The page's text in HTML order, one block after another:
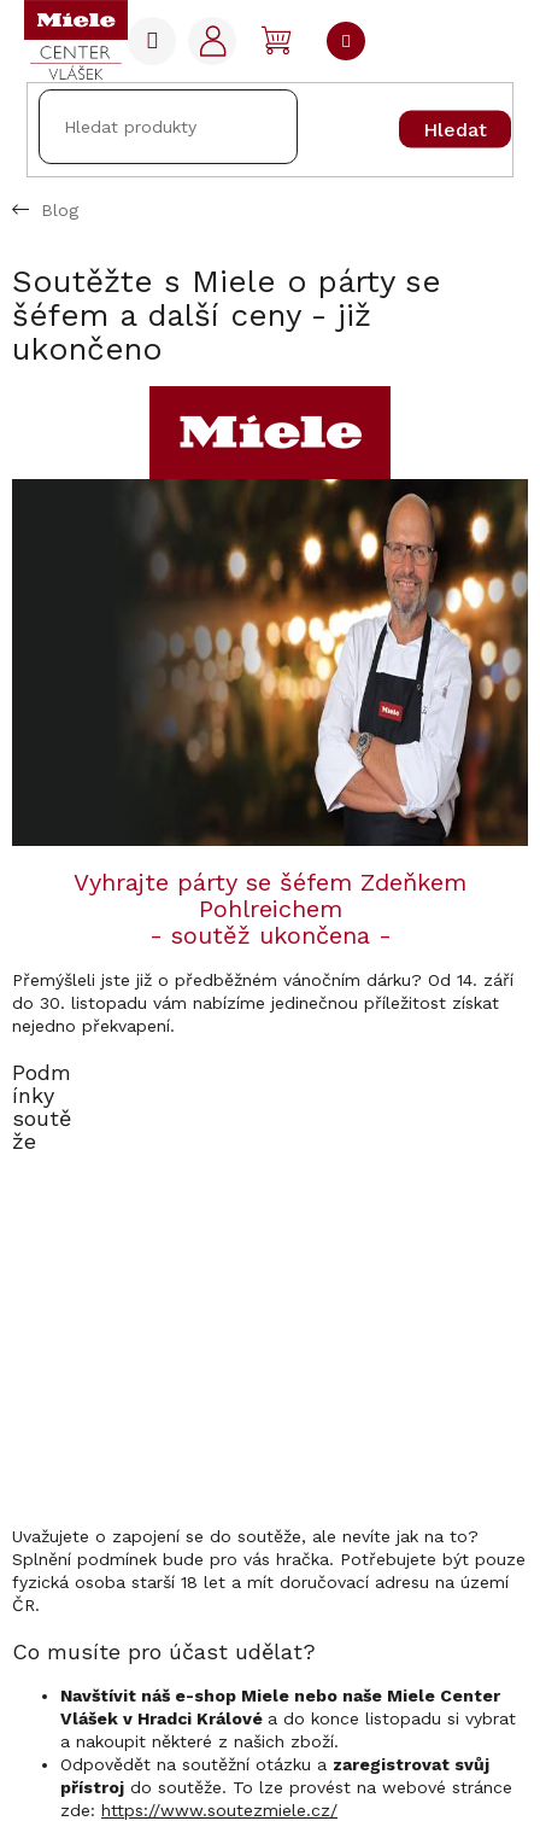
Přejít
obsah
Hledat
NÁKUPNÍ
KOŠÍK
Blog
Soutěžte s Miele o párty se
šéfem a další ceny - již
ukončeno
Vyhrajte párty se šéfem Zdeňkem
Pohlreichem
- soutěž ukončena -
Přemýšleli jste již o předběžném vánočním dárku? Od 14. září
do 30. listopadu vám nabízíme jedinečnou příležitost získat
nejedno překvapení.
Podm
ínky
soutě
že
Uvažujete o zapojení se do soutěže, ale nevíte jak na to?
Splnění podmínek bude pro vás hračka. Potřebujete být pouze
fyzická osoba starší 18 let a mít doručovací adresu na území
ČR.
Co musíte pro účast udělat?
Navštívit náš e-shop Miele nebo naše Miele Center
Vlášek v Hradci Králové a do konce listopadu si vybrat
a nakoupit některé z našich zboží.
Odpovědět na soutěžní otázku a zaregistrovat svůj
přístroj do soutěže. To lze provést na webové stránce
zde: https://www.soutezmiele.cz/